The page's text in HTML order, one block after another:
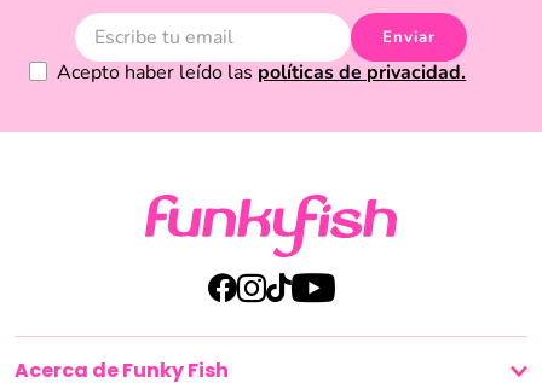
Enviar
Acepto haber leído las políticas de privacidad.
Acerca de Funky Fish